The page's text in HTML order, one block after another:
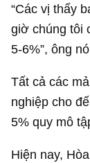
“Các vị thấy
giờ chúng tôi
5-6%”, ông
Tất cả các
nghiệp cho
5% quy mô
Hiện nay,